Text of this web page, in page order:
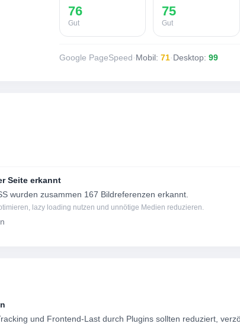
76
Gut
75
Gut
Google PageSpeed·Mobil: 71·Desktop: 99
Seite erkannt
wurden zusammen 167 Bildreferenzen erkannt.
lazy loading nutzen und unnötige Medien reduzieren.
und Frontend-Last durch Plugins sollten reduziert,